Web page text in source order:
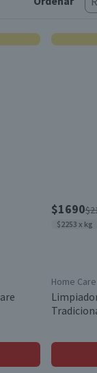
$1690
$2253 x kg
Home Care